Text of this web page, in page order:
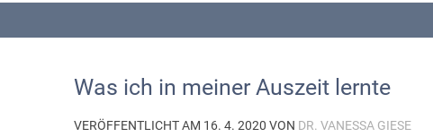
Was ich in meiner Auszeit lernte
VERÖFFENTLICHT AM 16. 4. 2020 VON DR. VANESSA GIESE